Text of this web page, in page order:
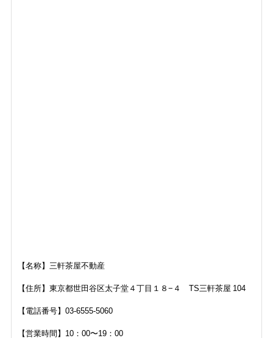
【名称】三軒茶屋不動産
【住所】 東京都世田谷区太子堂４丁目１８−４ TS三軒茶屋 104
【電話番号】 03-6555-5060
【営業時間】10：00〜19：00